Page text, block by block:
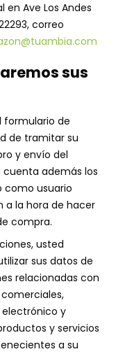
en Ave Los Andes
correo
sus
formulario de
de tramitar su
y envío del
cuenta además los
como usuario
a la hora de hacer
compra.
usted
sus datos de
relacionadas con
y
y servicios
a su